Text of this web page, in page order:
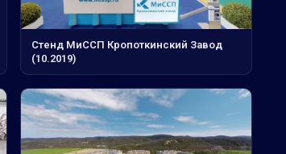
Стенд МиССП Кропоткинский Завод
(10.2019)